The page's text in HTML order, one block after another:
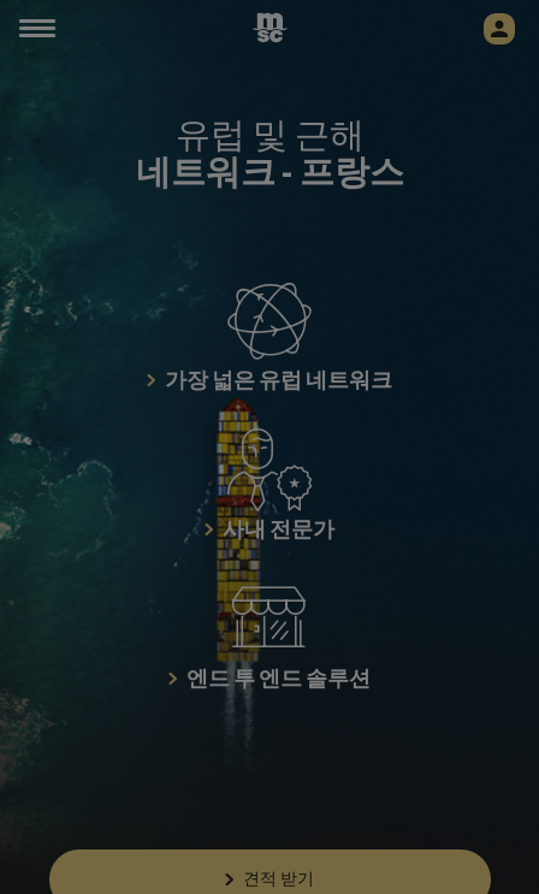
유럽 및 근해
네트워크 - 프랑스
가장 넓은 유럽 네트워크
사내 전문가
엔드 투 엔드 솔루션
견적 받기